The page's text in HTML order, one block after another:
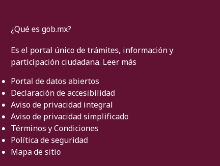
¿Qué es gob.mx?
Es el portal único de trámites, información y
participación ciudadana. Leer más
Portal de datos abiertos
Declaración de accesibilidad
Aviso de privacidad integral
Aviso de privacidad simplificado
Términos y Condiciones
Política de seguridad
Mapa de sitio